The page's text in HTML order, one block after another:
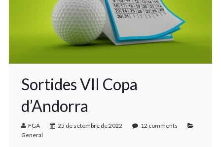
Sortides VII Copa
d’Andorra
FGA 25 de setembre de 2022
12 comments
General